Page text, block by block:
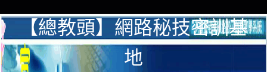
【總教頭】網路秘技密訓基
地